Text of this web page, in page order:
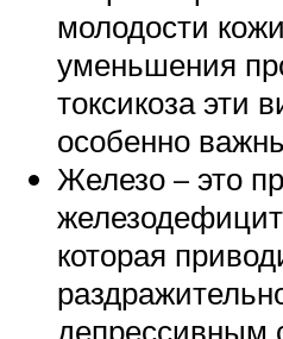
молодости
уменьшения
токсикоза эти
особенно
Железо – это
которая
депрессивным